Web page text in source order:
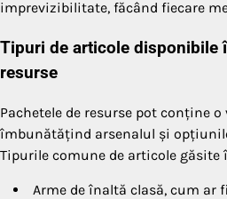
imprevizibilitate, făcând fiecare
Tipuri de articole disponibile
resurse
Pachetele de resurse pot conține
îmbunătățind arsenalul și
Tipurile comune de articole găsite
Arme de înaltă clasă, cum ar